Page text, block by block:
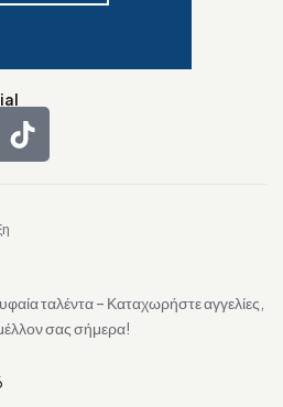
ταλέντα – Καταχωρήστε αγγελίες,
μέλλον σας σήμερα!